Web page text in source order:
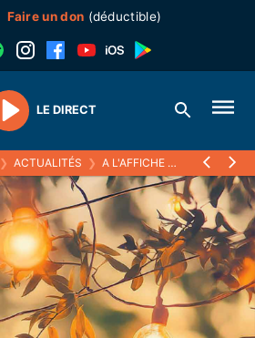
Faire un don (déductible)
Play
LE DIRECT
❯ ACTUALITÉS ❯ A L'AFFICHE ❯ LE